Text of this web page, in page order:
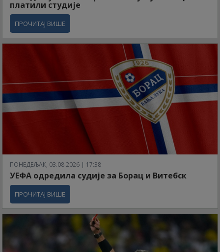
платили студије
ПРОЧИТАЈ ВИШЕ
ПОНЕДЕЉАК, 03.08.2026 | 17:38
УЕФА одредила судије за Борац и Витебск
ПРОЧИТАЈ ВИШЕ